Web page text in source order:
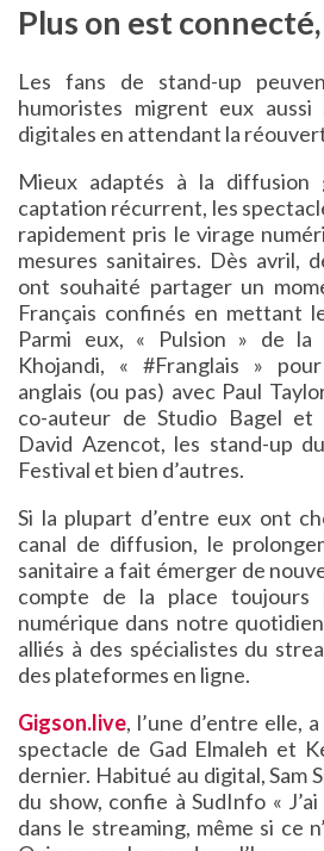
Plus on est
Les fans de stand-up
humoristes migrent eux
digitales en attendant la
Mieux adaptés à la diffusion
captation récurrent, les
rapidement pris le virage
mesures sanitaires. Dès avril,
ont souhaité partager un
Français confinés en mettant
Parmi eux, « Pulsion » de
Khojandi, « #Franglais »
anglais (ou pas) avec Paul
co-auteur de Studio Bagel et
David Azencot, les stand-up
Festival et bien d’autres.
Si la plupart d’entre eux ont
canal de diffusion, le
sanitaire a fait émerger de
compte de la place toujours
numérique dans notre
alliés à des spécialistes du
des plateformes en ligne.
Gigson.live, l’une d’entre elle,
spectacle de Gad Elmaleh et
dernier. Habitué au digital, Sam
du show, confie à SudInfo «
dans le streaming, même si ce